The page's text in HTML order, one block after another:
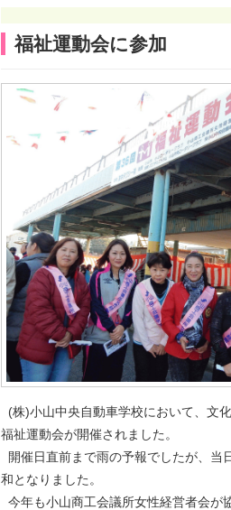
福祉運動会に参加
(株)小山中央自動車学校において、文
福祉運動会が開催されました。
開催日直前まで雨の予報でしたが、当
和となりました。
今年も小山商工会議所女性経営者会が